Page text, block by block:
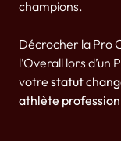
champions.
Décrocher la Pro
l’Overall lors
votre statut
athlète